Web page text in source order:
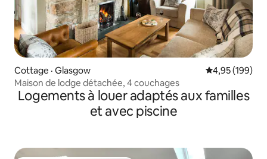
Cottage · Glasgow Note
4,95 (199)
Maison de lodge détachée, 4 couchages
Logements à louer adaptés aux familles
et avec piscine